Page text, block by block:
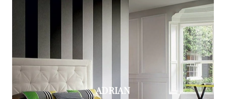
ADRIAN